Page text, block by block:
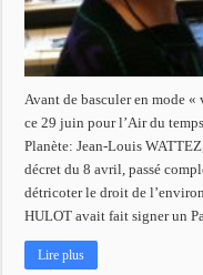
Avant de basculer en mode
ce 29 juin pour l’Air du
Planète: Jean-Louis
décret du 8 avril, passé
détricoter le droit de
HULOT avait fait signer un
Lire plus